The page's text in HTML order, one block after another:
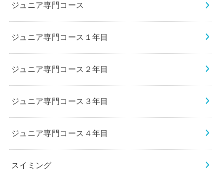
ジュニア専門コース
ジュニア専門コース１年目
ジュニア専門コース２年目
ジュニア専門コース３年目
ジュニア専門コース４年目
スイミング